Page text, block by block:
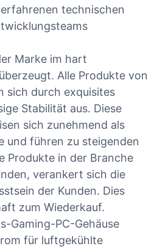
technischen
Marke im hart
Alle Produkte von
sich durch exquisites
Stabilität aus. Diese
sich zunehmend als
und führen zu steigenden
Produkte in der Branche
verankert sich die
der Kunden. Dies
zum Wiederkauf.
Gaming-PC-Gehäuse
für luftgekühlte